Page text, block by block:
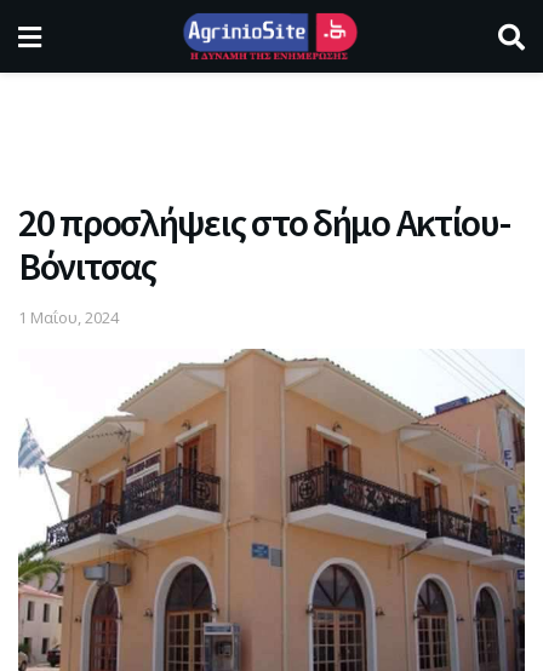
20 προσλήψεις στο δήμο Ακτίου-
Βόνιτσας
1 Μαΐου, 2024